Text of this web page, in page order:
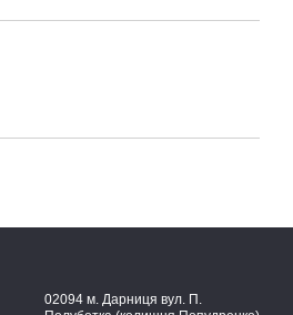
02094 м. Дарниця вул. П.